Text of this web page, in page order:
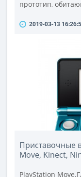
прототип,
мыши может
секунду. Оно и
перестук и ряды
2019-03-13
Приставочные
Move, Kinect,
PlayStation